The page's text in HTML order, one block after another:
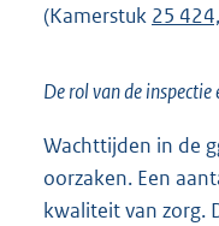
(Kamerstuk 25
De rol van de
Wachttijden in de
oorzaken. Een
kwaliteit van zorg.